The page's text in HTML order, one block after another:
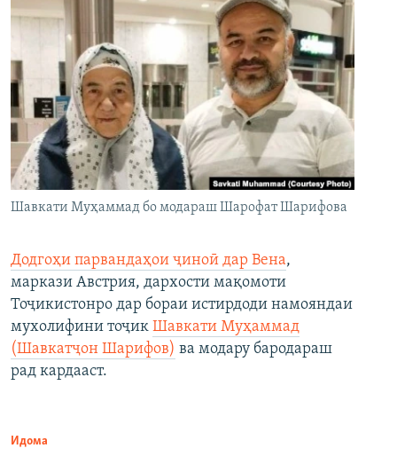
Шавкати Муҳаммад бо модараш Шарофат Шарифова
Додгоҳи парвандаҳои ҷиноӣ дар Вена,
маркази Австрия, дархости мақомоти
Тоҷикистонро дар бораи истирдоди намояндаи
мухолифини тоҷик Шавкати Муҳаммад
(Шавкатҷон Шарифов) ва модару бародараш
рад кардааст.
Идома